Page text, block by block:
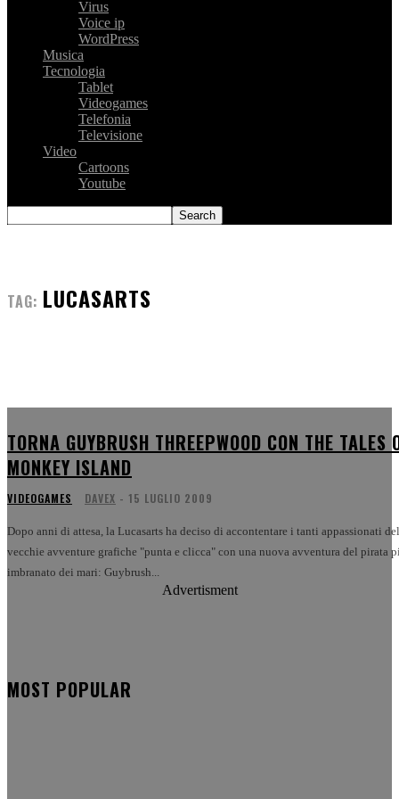
Virus
Voice ip
WordPress
Musica
Tecnologia
Tablet
Videogames
Telefonia
Televisione
Video
Cartoons
Youtube
TAG: LUCASARTS
TORNA GUYBRUSH THREEPWOOD CON THE TALES
MONKEY ISLAND
VIDEOGAMES DAVEX - 15 LUGLIO 2009
Dopo anni di attesa, la Lucasarts ha deciso di accontentare i tanti appassionati
vecchie avventure grafiche "punta e clicca" con una nuova avventura del pirata
imbranato dei mari: Guybrush...
Advertisment
MOST POPULAR